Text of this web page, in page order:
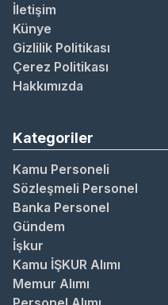
İletişim
Künye
Gizlilik Politikası
Çerez Politikası
Hakkımızda
Kategoriler
Kamu Personeli
Sözleşmeli Personel
Banka Personel
Gündem
İşkur
Kamu İŞKUR Alımı
Memur Alımı